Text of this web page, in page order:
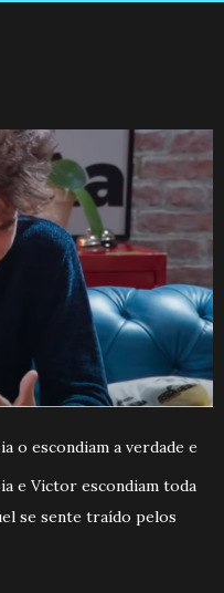
o escondiam a verdade e
e Victor escondiam toda
se sente traído pelos